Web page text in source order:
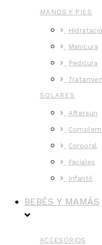
MANOS Y PIES
Manicura
Pedicura
SOLARES
Aftersun
Corporal
Faciales
Infantil
BEBÉS Y MAMÁS
ACCESORIOS